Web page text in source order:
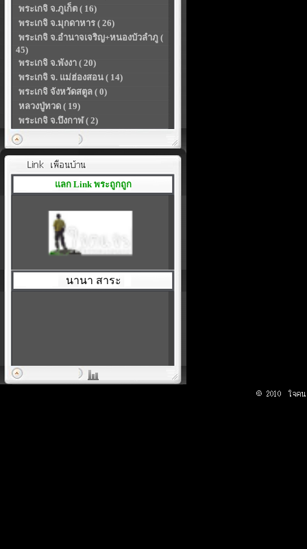
พระเกจิ จ.ภูเก็ต ( 16)
พระเกจิ จ.มุกดาหาร ( 26)
พระเกจิ จ.อำนาจเจริญ+หนองบัวลำภู (
45)
พระเกจิ จ.พังงา ( 20)
พระเกจิ จ. แม่ฮ่องสอน ( 14)
พระเกจิ จังหวัดสตูล ( 0)
หลวงปู่ทวด ( 19)
พระเกจิ จ.บึงกาฬ ( 2)
แลก Link พระถูกถูก
นานา สาระ